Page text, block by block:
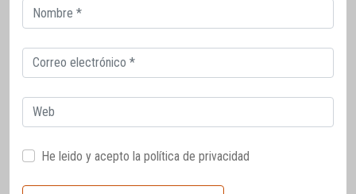
Correo
electrónico
Correo
electrónico
Web
He leido y acepto la política de privacidad